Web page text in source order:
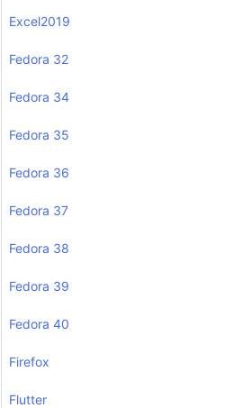
Excel2019
Fedora 32
Fedora 34
Fedora 35
Fedora 36
Fedora 37
Fedora 38
Fedora 39
Fedora 40
Firefox
Flutter